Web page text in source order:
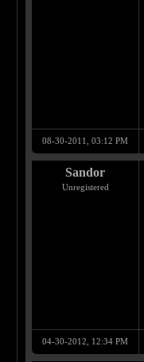
08-30-2011, 03:12 PM
Sandor
Unregistered
04-30-2012, 12:34 PM